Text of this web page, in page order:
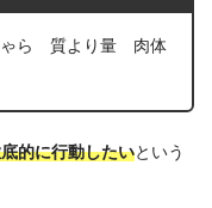
ら 質より量 肉体
的に行動したいという